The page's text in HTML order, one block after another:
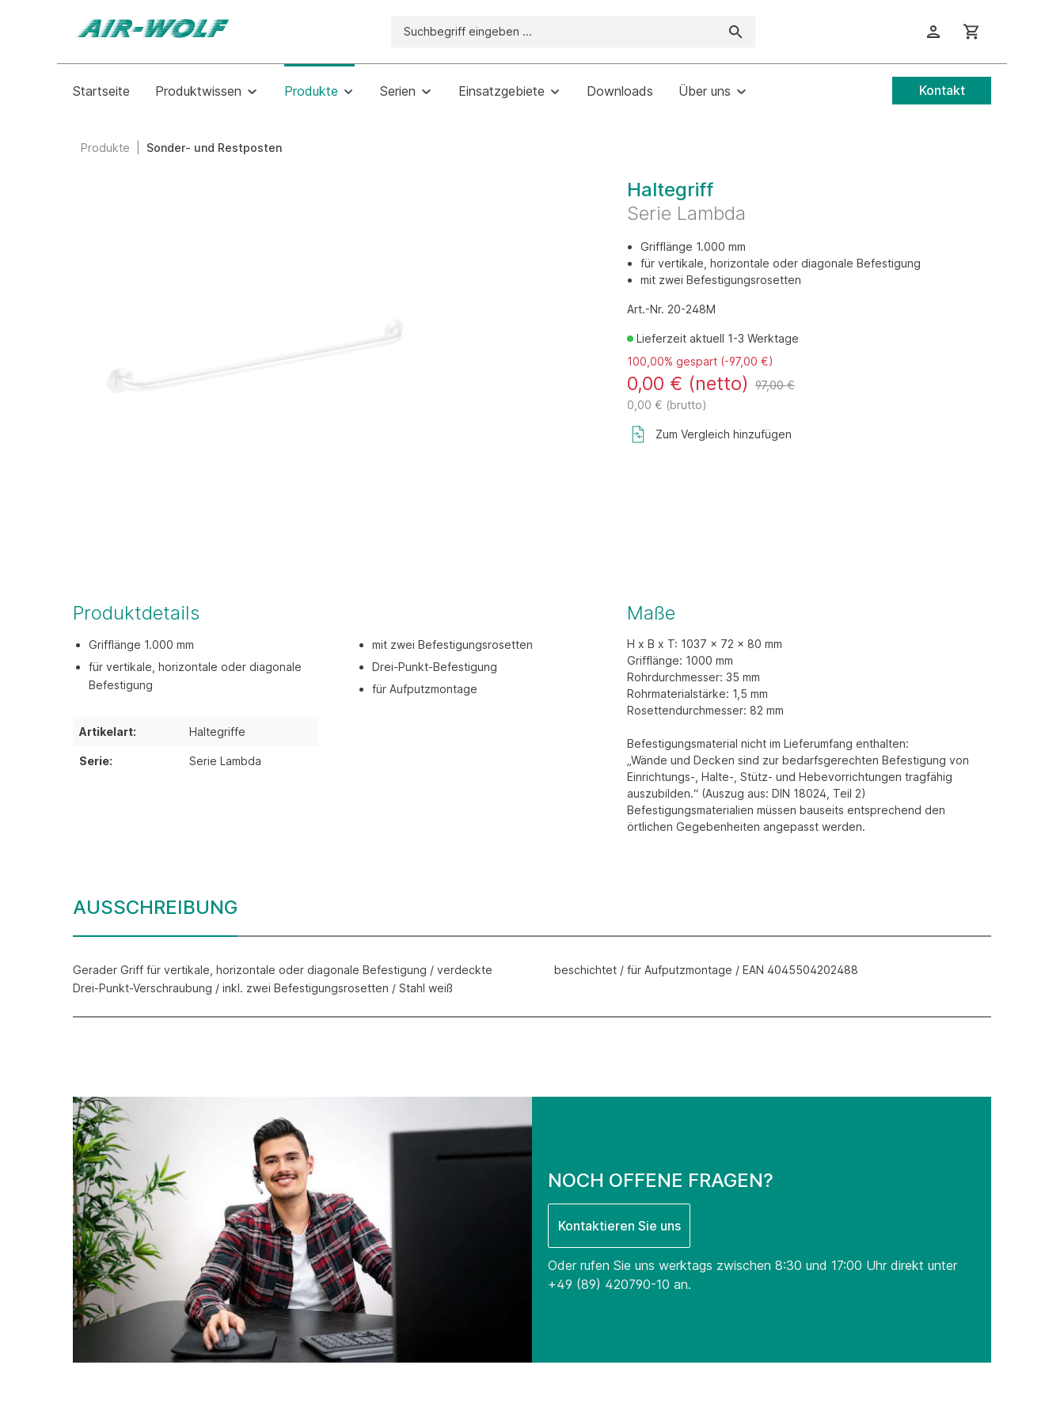
Startseite Produktwissen Produkte Serien Einsatzgebiete Downloads Über uns Kontakt
Produkte Sonder- und Restposten
Haltegriff
Serie Lambda
Grifflänge 1.000 mm
für vertikale, horizontale oder diagonale Befestigung
mit zwei Befestigungsrosetten
Art.-Nr. 20-248M
Lieferzeit aktuell 1-3 Werktage
100,00% gespart (-97,00 €)
97,00 €
0,00 € (netto)
0,00 € (brutto)
Zum Vergleich hinzufügen
Produktdetails
Grifflänge 1.000 mm
für vertikale, horizontale oder diagonale
Befestigung
mit zwei Befestigungsrosetten
Drei-Punkt-Befestigung
für Aufputzmontage
Artikelart: Haltegriffe
Serie: Serie Lambda
Maße
H x B x T: 1037 x 72 x 80 mm
Grifflänge: 1000 mm
Rohrdurchmesser: 35 mm
Rohrmaterialstärke: 1,5 mm
Rosettendurchmesser: 82 mm
Befestigungsmaterial nicht im Lieferumfang enthalten:
„Wände und Decken sind zur bedarfsgerechten Befestigung von
Einrichtungs-, Halte-, Stütz- und Hebevorrichtungen tragfähig
auszubilden.“ (Auszug aus: DIN 18024, Teil 2)
Befestigungsmaterialien müssen bauseits entsprechend den
örtlichen Gegebenheiten angepasst werden.
AUSSCHREIBUNG
Gerader Griff für vertikale, horizontale oder diagonale Befestigung / verdeckte
Drei-Punkt-Verschraubung / inkl. zwei Befestigungsrosetten / Stahl weiß
beschichtet / für Aufputzmontage / EAN 4045504202488
NOCH OFFENE FRAGEN?
Kontaktieren Sie uns
Oder rufen Sie uns werktags zwischen 8:30 und 17:00 Uhr direkt unter
+49 (89) 420790-10 an.